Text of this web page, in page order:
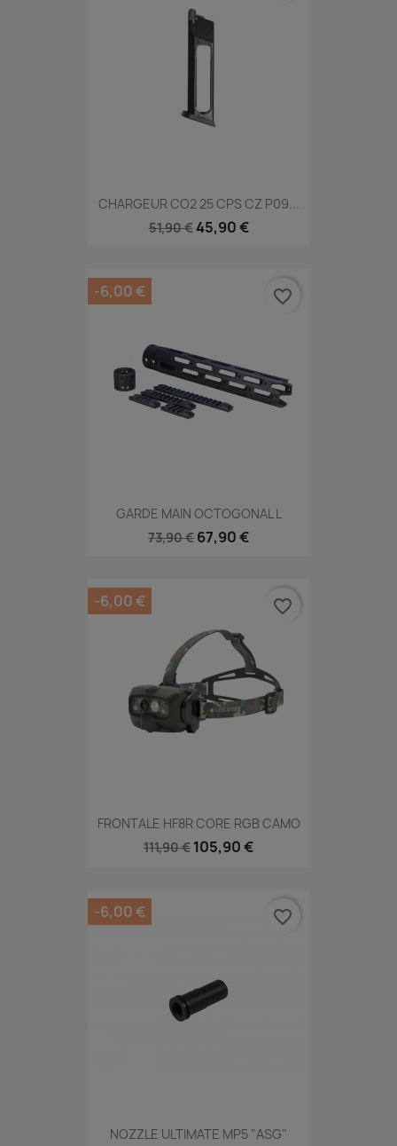
CHARGEUR CO2 25 CPS CZ P09...
51,90 € 45,90 €
GARDE MAIN OCTOGONAL L
73,90 € 67,90 €
-6,00 € favorite_border
FRONTALE HF8R CORE RGB CAMO
111,90 € 105,90 €
-6,00 € favorite_border
NOZZLE ULTIMATE MP5 "ASG"
-6,00 € favorite_border